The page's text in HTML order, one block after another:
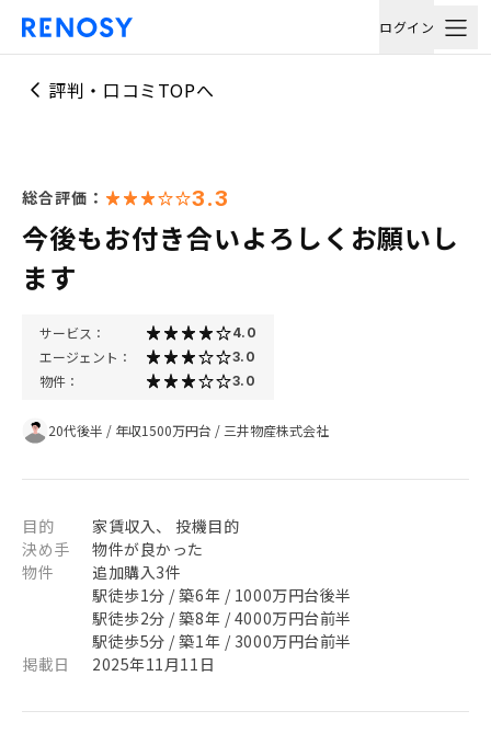
ログイン
評判・口コミTOPへ
総合評価： 3.3
今後もお付き合いよろしくお願いし
ます
サービス： 4.0
エージェント： 3.0
物件： 3.0
20代後半 / 年収1500万円台 / 三井物産株式会社
目的
家賃収入、 投機目的
決め手
物件が良かった
物件
追加購入3件
駅徒歩1分 / 築6年 / 1000万円台後半
駅徒歩2分 / 築8年 / 4000万円台前半
駅徒歩5分 / 築1年 / 3000万円台前半
掲載日
2025年11月11日